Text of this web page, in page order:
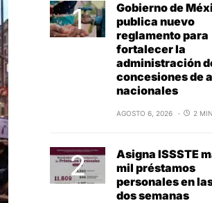
Gobierno de
publica nuevo
reglamento para
fortalecer la
administración
concesiones de
nacionales
AGOSTO 6, 2026 2
Asigna ISSSTE
mil préstamos
personales en
dos semanas